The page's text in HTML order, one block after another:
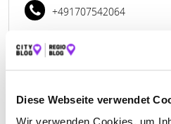
Diese Webseite verwendet
+491707542064
hans-dieter-helmer-